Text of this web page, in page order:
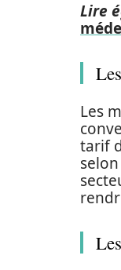
Lire
Les
tarif